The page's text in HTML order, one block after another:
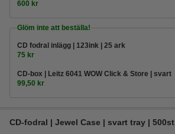
600 kr
Glöm inte att beställa!
CD fodral inlägg | 123ink | 25 ark
75 kr
CD-box | Leitz 6041 WOW Click & Store | svart
99,50 kr
CD-fodral | Jewel Case | svart tray | 500st